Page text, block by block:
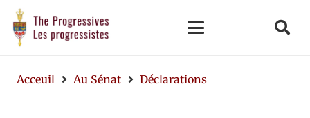
Acceuil Au Sénat Déclarations